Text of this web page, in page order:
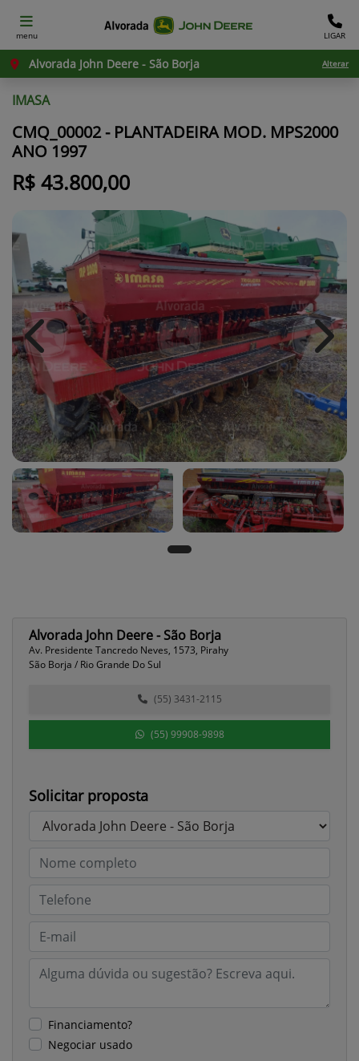
menu LIGAR
Alvorada John Deere - São Borja Alterar
IMASA
CMQ_00002 - PLANTADEIRA MOD. MPS2000
ANO 1997
R$ 43.800,00
Previous Next
Alvorada John Deere - São Borja
Av. Presidente Tancredo Neves, 1573, Pirahy
São Borja / Rio Grande Do Sul
(55) 3431-2115
(55) 99908-9898
Solicitar proposta
Financiamento?
Negociar usado